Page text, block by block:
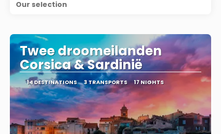
Our selection
Twee droomeilanden
Corsica & Sardinië
14 DESTINATIONS 3 TRANSPORTS 17 NIGHTS